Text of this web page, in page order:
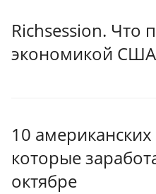
Richsession. Что
экономикой США
10
которые
октябре